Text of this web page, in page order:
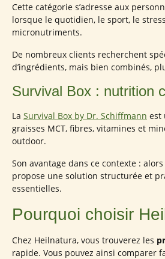
Cette catégorie s’adresse aux
lorsque le quotidien, le sport, le
micronutriments.
De nombreux clients recherchent
d’ingrédients, mais bien combinés,
Survival Box : nutrition
La Survival Box by Dr. Schiffmann est
graisses MCT, fibres, vitamines et
outdoor.
Son avantage dans ce contexte :
propose une solution structurée et
essentielles.
Pourquoi choisir
Chez Heilnatura, vous trouverez les
rapide. Vous pouvez ainsi comparer